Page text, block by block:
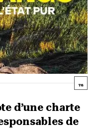
d’une charte
de